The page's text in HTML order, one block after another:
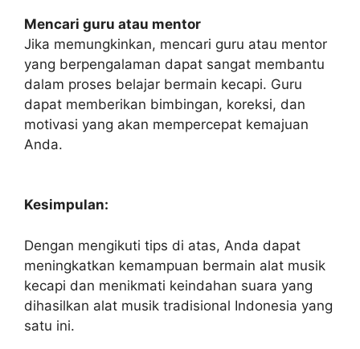
Mencari guru atau mentor
Jika memungkinkan, mencari guru atau mentor
yang berpengalaman dapat sangat membantu
dalam proses belajar bermain kecapi. Guru
dapat memberikan bimbingan, koreksi, dan
motivasi yang akan mempercepat kemajuan
Anda.
Kesimpulan:
Dengan mengikuti tips di atas, Anda dapat
meningkatkan kemampuan bermain alat musik
kecapi dan menikmati keindahan suara yang
dihasilkan alat musik tradisional Indonesia yang
satu ini.